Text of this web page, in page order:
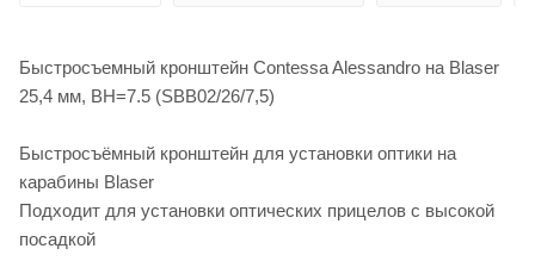
Быстросъемный кронштейн Contessa Alessandro на Blaser
25,4 мм, BH=7.5 (SBB02/26/7,5)
Быстросъёмный кронштейн для установки оптики на
карабины Blaser
Подходит для установки оптических прицелов с высокой
посадкой